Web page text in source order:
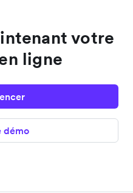
votre
ligne
démo